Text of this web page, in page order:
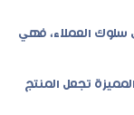
سلوك العملاء، فهي
تجعل المنتج